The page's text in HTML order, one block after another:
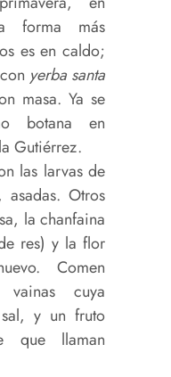
forma más
es en caldo;
yerba santa
masa. Ya se
botana en
Gutiérrez.
las larvas de
Otros
la chanfaina
res) y la flor
Comen
cuya
y un fruto
que llaman